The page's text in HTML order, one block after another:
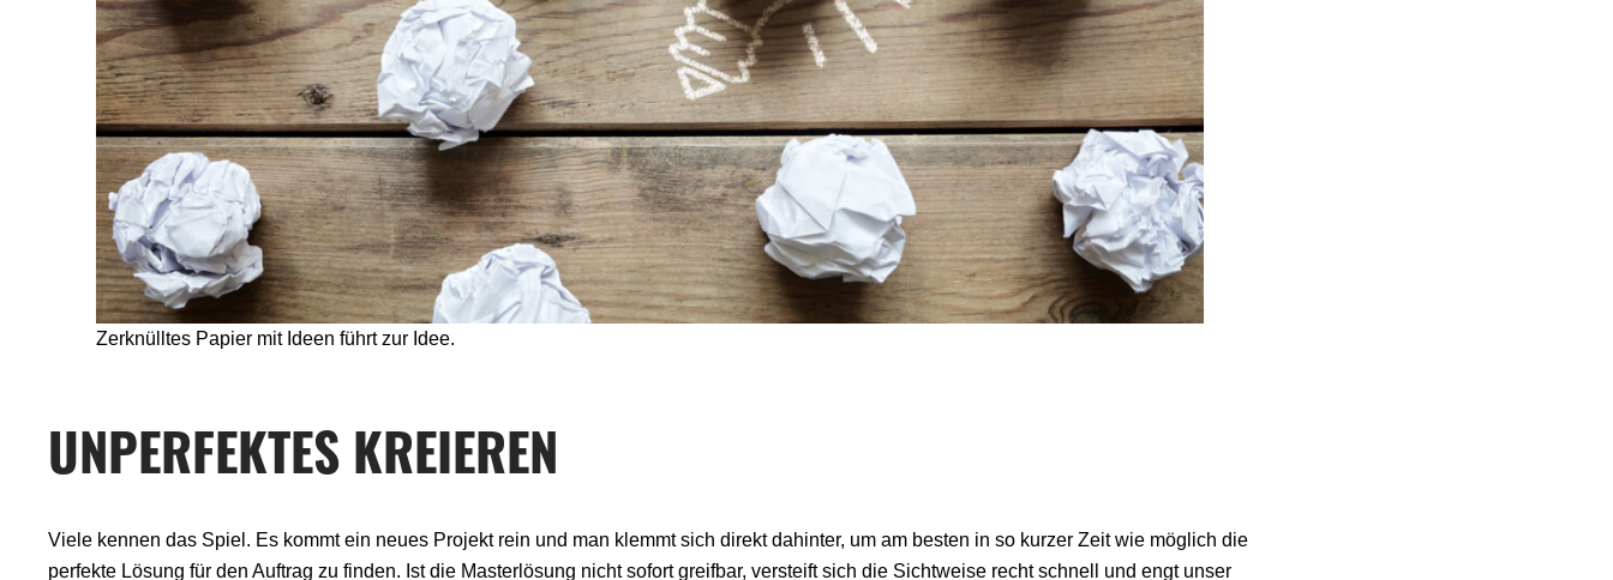
Zerknülltes Papier mit Ideen führt zur Idee.
UNPERFEKTES KREIEREN
Viele kennen das Spiel. Es kommt ein neues Projekt rein und man klemmt sich direkt dahinter, um am besten in so kurzer Zeit wie möglich die
perfekte Lösung für den Auftrag zu finden. Ist die Masterlösung nicht sofort greifbar, versteift sich die Sichtweise recht schnell und engt unser